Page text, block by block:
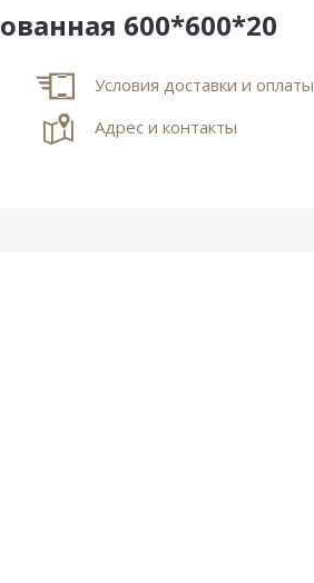
600*600*20
Условия доставки и оплаты
Адрес и контакты